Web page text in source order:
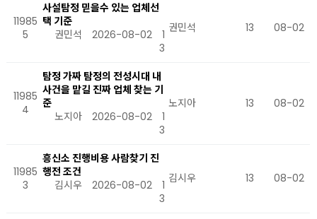
11985
5
사설탐정 믿을수 있는 업체선
택 기준
권민석
2026-08-02
1
3
권민석 13 08-02
11985
4
탐정 가짜 탐정의 전성시대 내
사건을 맡길 진짜 업체 찾는 기
준
노지아
2026-08-02
1
3
노지아 13 08-02
11985
3
흥신소 진행비용 사람찾기 진
행전 조건
김시우
2026-08-02
1
3
김시우 13 08-02